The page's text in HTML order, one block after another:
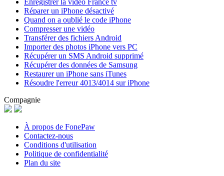
Réparer un iPhone désactivé
Quand on a oublié le code iPhone
Compresser une vidéo
Transférer des fichiers Android
Importer des photos iPhone vers PC
Récupérer un SMS Android supprimé
Récupérer des données de Samsung
Restaurer un iPhone sans iTunes
Résoudre l'erreur 4013/4014 sur iPhone
Compagnie
À propos de FonePaw
Contactez-nous
Conditions d'utilisation
Politique de confidentialité
Plan du site